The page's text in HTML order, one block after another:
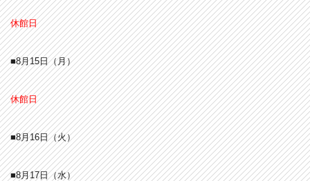
休館日
■8月15日（月）
休館日
■8月16日（火）
■8月17日（水）